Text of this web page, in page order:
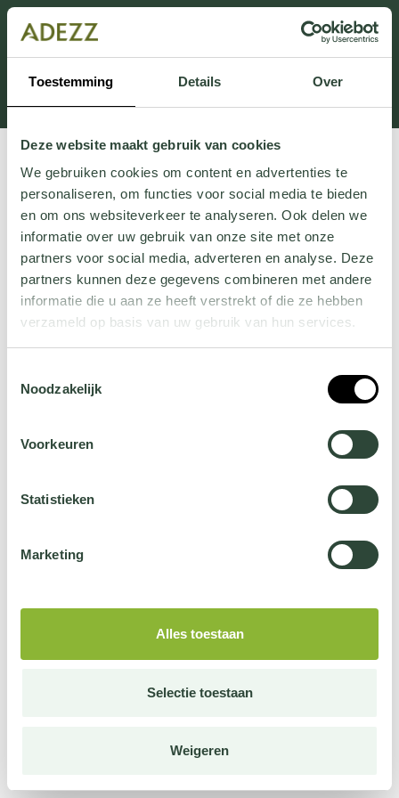
Toestemming Details Over
Deze website maakt gebruik van cookies
We gebruiken cookies om content en advertenties te
personaliseren, om functies voor social media te bieden
en om ons websiteverkeer te analyseren. Ook delen we
informatie over uw gebruik van onze site met onze
partners voor social media, adverteren en analyse. Deze
partners kunnen deze gegevens combineren met andere
informatie die u aan ze heeft verstrekt of die ze hebben
verzameld op basis van uw gebruik van hun services.
jehier.
Noodzakelijk
Voorkeuren
Statistieken
Marketing
Alles toestaan
Selectie toestaan
Weigeren
Cette section est actuellement en maintenance.
Si vous manquez des informations, vous pouvez nous
appeler au +31 413 395 295 ou nous envoyer un e-